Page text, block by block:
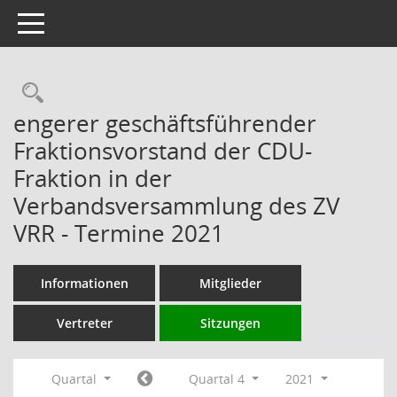
Toggle navigation
Rechercheauswahl
engerer geschäftsführender
Fraktionsvorstand der CDU-
Fraktion in der
Verbandsversammlung des ZV
VRR - Termine 2021
Informationen Mitglieder
Vertreter Sitzungen
Quartal Quartal 4
2021